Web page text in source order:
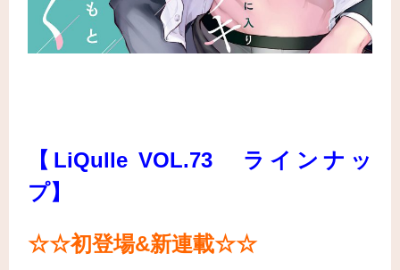
【LiQulle VOL.73 ラインナッ
プ】
☆☆初登場&新連載☆☆